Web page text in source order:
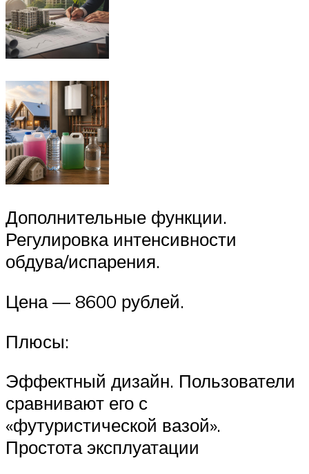
Дополнительные функции.
Регулировка интенсивности
обдува/испарения.
Цена — 8600 рублей.
Плюсы:
Эффектный дизайн. Пользователи
сравнивают его с
«футуристической вазой».
Простота эксплуатации